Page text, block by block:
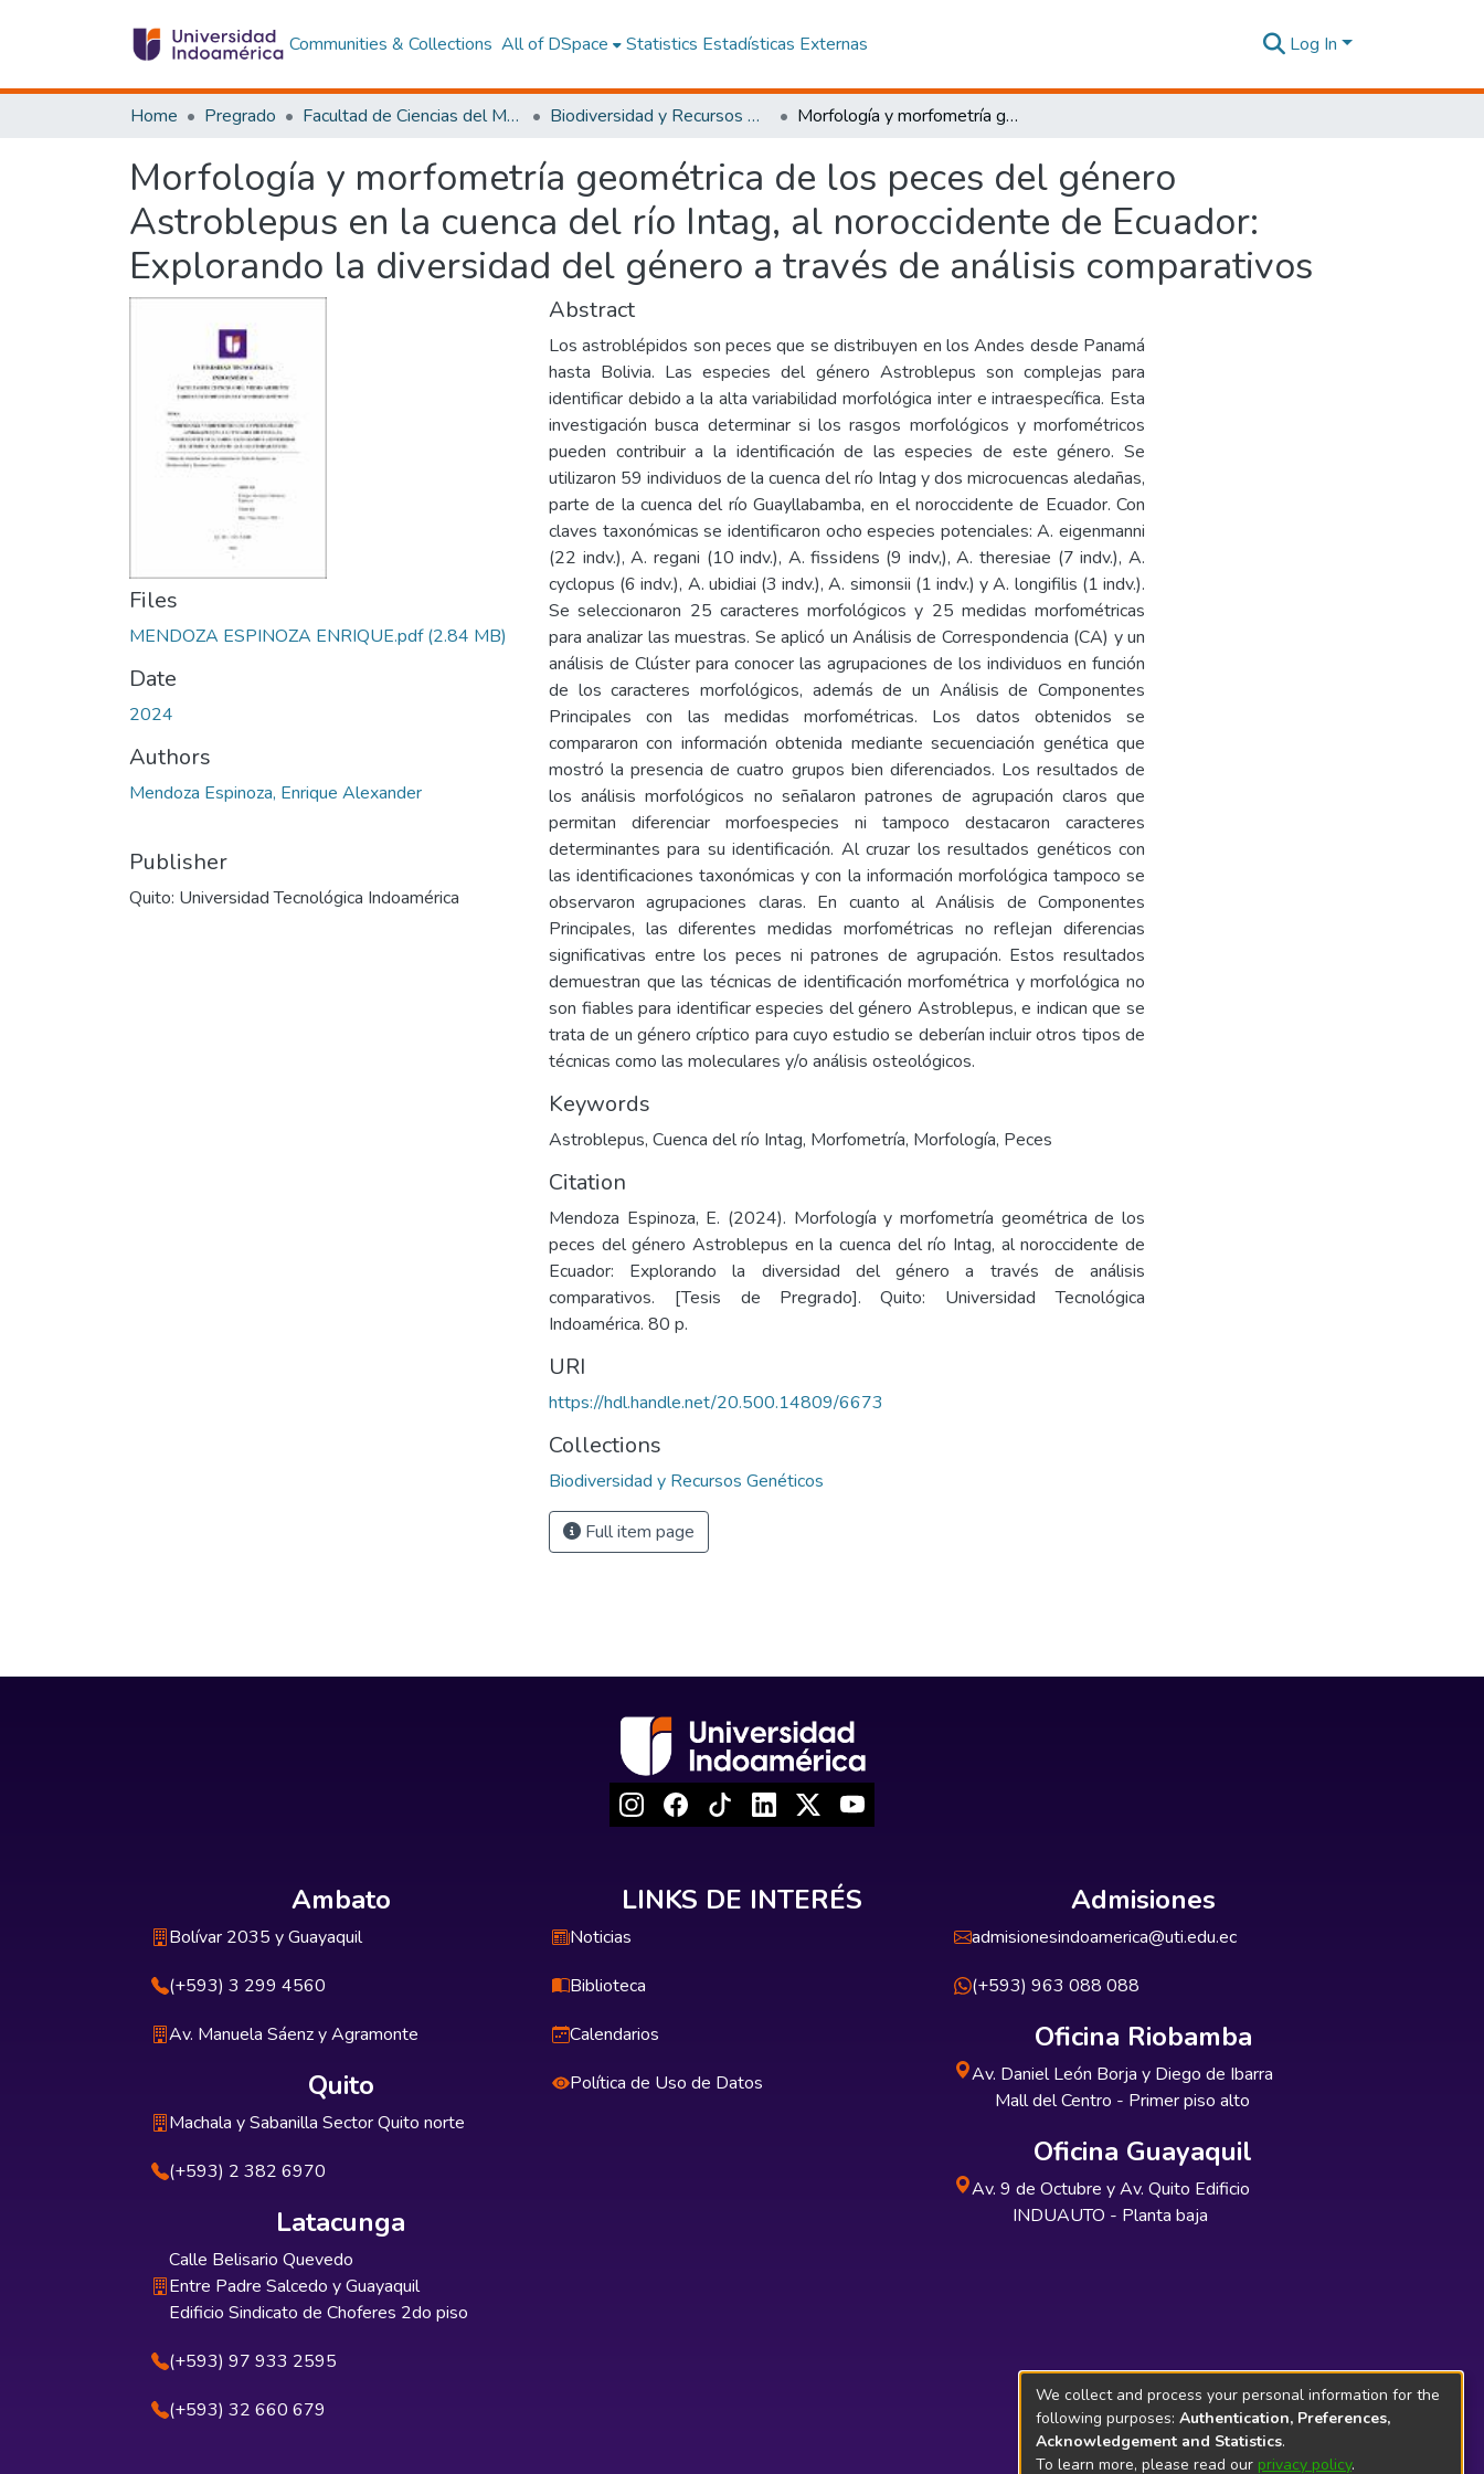
Communities & Collections All of DSpace Statistics Estadísticas Externas Log In
Home Pregrado Facultad de Ciencias del Medio Ambiente Biodiversidad y Recursos Genéticos Morfología y morfometría geométrica de los peces del género Astroblepus en la cuenca del río Intag, al noroccidente de Ecuador: Explorando la diversidad del género a través de análisis comparativos
Morfología y morfometría geométrica de los peces del género
Astroblepus en la cuenca del río Intag, al noroccidente de Ecuador:
Explorando la diversidad del género a través de análisis comparativos
Files
MENDOZA ESPINOZA ENRIQUE.pdf(2.84 MB)
Date
2024
Authors
Mendoza Espinoza, Enrique Alexander
Publisher
Quito: Universidad Tecnológica Indoamérica
Abstract
Los astroblépidos son peces que se distribuyen en los Andes desde Panamá
hasta Bolivia. Las especies del género Astroblepus son complejas para
identificar debido a la alta variabilidad morfológica inter e intraespecífica. Esta
investigación busca determinar si los rasgos morfológicos y morfométricos
pueden contribuir a la identificación de las especies de este género. Se
utilizaron 59 individuos de la cuenca del río Intag y dos microcuencas aledañas,
parte de la cuenca del río Guayllabamba, en el noroccidente de Ecuador. Con
claves taxonómicas se identificaron ocho especies potenciales: A. eigenmanni
(22 indv.), A. regani (10 indv.), A. fissidens (9 indv,), A. theresiae (7 indv.), A.
cyclopus (6 indv.), A. ubidiai (3 indv.), A. simonsii (1 indv.) y A. longifilis (1 indv.).
Se seleccionaron 25 caracteres morfológicos y 25 medidas morfométricas
para analizar las muestras. Se aplicó un Análisis de Correspondencia (CA) y un
análisis de Clúster para conocer las agrupaciones de los individuos en función
de los caracteres morfológicos, además de un Análisis de Componentes
Principales con las medidas morfométricas. Los datos obtenidos se
compararon con información obtenida mediante secuenciación genética que
mostró la presencia de cuatro grupos bien diferenciados. Los resultados de
los análisis morfológicos no señalaron patrones de agrupación claros que
permitan diferenciar morfoespecies ni tampoco destacaron caracteres
determinantes para su identificación. Al cruzar los resultados genéticos con
las identificaciones taxonómicas y con la información morfológica tampoco se
observaron agrupaciones claras. En cuanto al Análisis de Componentes
Principales, las diferentes medidas morfométricas no reflejan diferencias
significativas entre los peces ni patrones de agrupación. Estos resultados
demuestran que las técnicas de identificación morfométrica y morfológica no
son fiables para identificar especies del género Astroblepus, e indican que se
trata de un género críptico para cuyo estudio se deberían incluir otros tipos de
técnicas como las moleculares y/o análisis osteológicos.
Keywords
Astroblepus, Cuenca del río Intag, Morfometría, Morfología, Peces
Citation
Mendoza Espinoza, E. (2024). Morfología y morfometría geométrica de los
peces del género Astroblepus en la cuenca del río Intag, al noroccidente de
Ecuador: Explorando la diversidad del género a través de análisis
comparativos. [Tesis de Pregrado]. Quito: Universidad Tecnológica
Indoamérica. 80 p.
URI
https://hdl.handle.net/20.500.14809/6673
Collections
Biodiversidad y Recursos Genéticos
Full item page
Ambato
Bolívar 2035 y Guayaquil
(+593) 3 299 4560
Av. Manuela Sáenz y Agramonte
Quito
Machala y Sabanilla Sector Quito norte
(+593) 2 382 6970
Latacunga
Calle Belisario Quevedo
Entre Padre Salcedo y Guayaquil
Edificio Sindicato de Choferes 2do piso
(+593) 97 933 2595
(+593) 32 660 679
LINKS DE INTERÉS
Noticias
Biblioteca
Calendarios
Política de Uso de Datos
Admisiones
admisionesindoamerica@uti.edu.ec
(+593) 963 088 088
Oficina Riobamba
Av. Daniel León Borja y Diego de Ibarra
Mall del Centro - Primer piso alto
Oficina Guayaquil
Av. 9 de Octubre y Av. Quito Edificio
INDUAUTO - Planta baja
We collect and process your personal information for the
following purposes: Authentication, Preferences,
Acknowledgement and Statistics.
To learn more, please read our privacy policy.